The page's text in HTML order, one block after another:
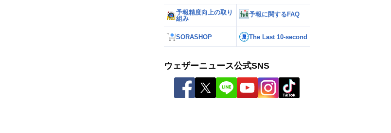
予報精度向上の取り
組み
予報に関するFAQ
SORASHOP The Last 10-second
ウェザーニュース公式SNS